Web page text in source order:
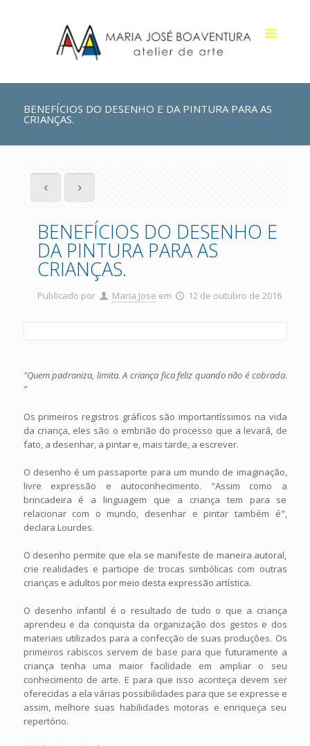
BENEFÍCIOS DO DESENHO E DA PINTURA PARA AS
CRIANÇAS.
BENEFÍCIOS DO DESENHO E
DA PINTURA PARA AS
CRIANÇAS.
Publicado por Maria Jose em 12 de outubro de 2016
"Quem padroniza, limita. A criança fica feliz quando não é cobrada.
”
Os primeiros registros gráficos são importantíssimos na vida
da criança, eles são o embrião do processo que a levará, de
fato, a desenhar, a pintar e, mais tarde, a escrever.
O desenho é um passaporte para um mundo de imaginação,
livre expressão e autoconhecimento. "Assim como a
brincadeira é a linguagem que a criança tem para se
relacionar com o mundo, desenhar e pintar também é",
declara Lourdes.
O desenho permite que ela se manifeste de maneira autoral,
crie realidades e participe de trocas simbólicas com outras
crianças e adultos por meio desta expressão artística.
O desenho infantil é o resultado de tudo o que a criança
aprendeu e da conquista da organização dos gestos e dos
materiais utilizados para a confecção de suas produções. Os
primeiros rabiscos servem de base para que futuramente a
criança tenha uma maior facilidade em ampliar o seu
conhecimento de arte. E para que isso aconteça devem ser
oferecidas a ela várias possibilidades para que se expresse e
assim, melhore suas habilidades motoras e enriqueça seu
repertório.